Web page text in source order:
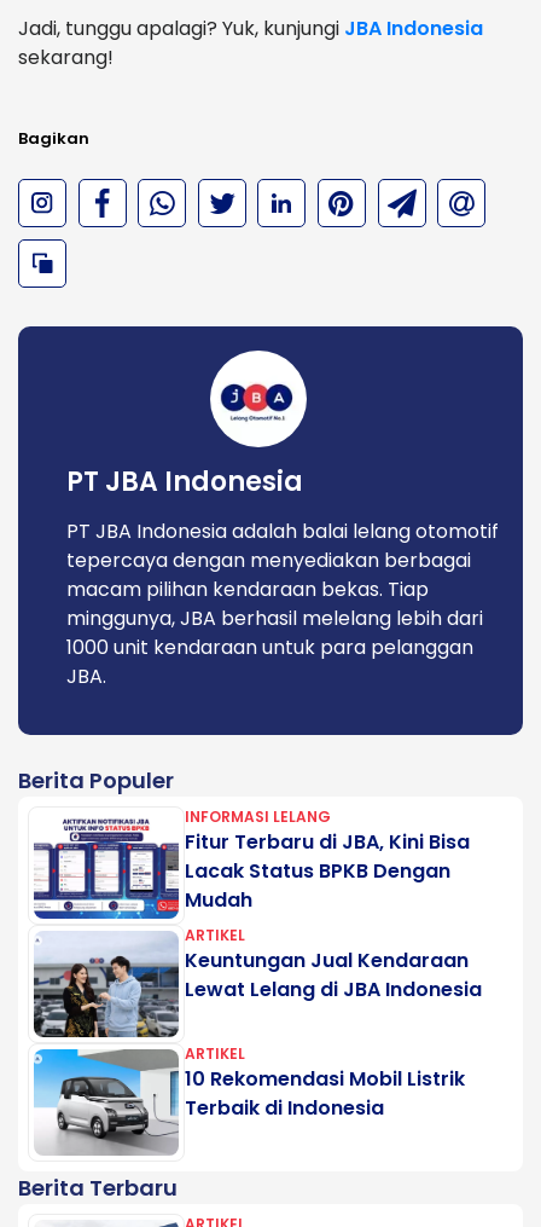
Jadi, tunggu apalagi? Yuk, kunjungi JBA Indonesia
sekarang!
Bagikan
PT JBA Indonesia
PT JBA Indonesia adalah balai lelang otomotif
tepercaya dengan menyediakan berbagai
macam pilihan kendaraan bekas. Tiap
minggunya, JBA berhasil melelang lebih dari
1000 unit kendaraan untuk para pelanggan
JBA.
Berita Populer
INFORMASI LELANG
Fitur Terbaru di JBA, Kini Bisa
Lacak Status BPKB Dengan
Mudah
ARTIKEL
Keuntungan Jual Kendaraan
Lewat Lelang di JBA Indonesia
ARTIKEL
10 Rekomendasi Mobil Listrik
Terbaik di Indonesia
Berita Terbaru